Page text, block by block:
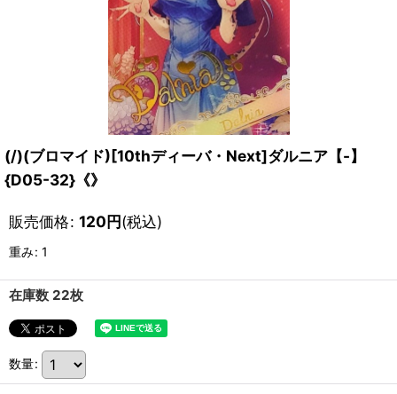
(/)(ブロマイド)[10thディーバ・Next]ダルニア【-】
{D05-32}《》
販売価格: 120円(税込)
重み: 1
在庫数 22枚
数量: